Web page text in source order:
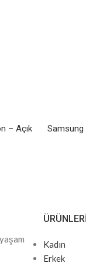
– Açık
Samsung
Kadın
Erkek